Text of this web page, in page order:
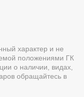
характер и не
положениями ГК
о наличии, видах,
обращайтесь в